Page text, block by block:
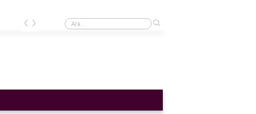
Cinsel ilişkiden sonra adet gecikmesi normal mi?
‹ ›